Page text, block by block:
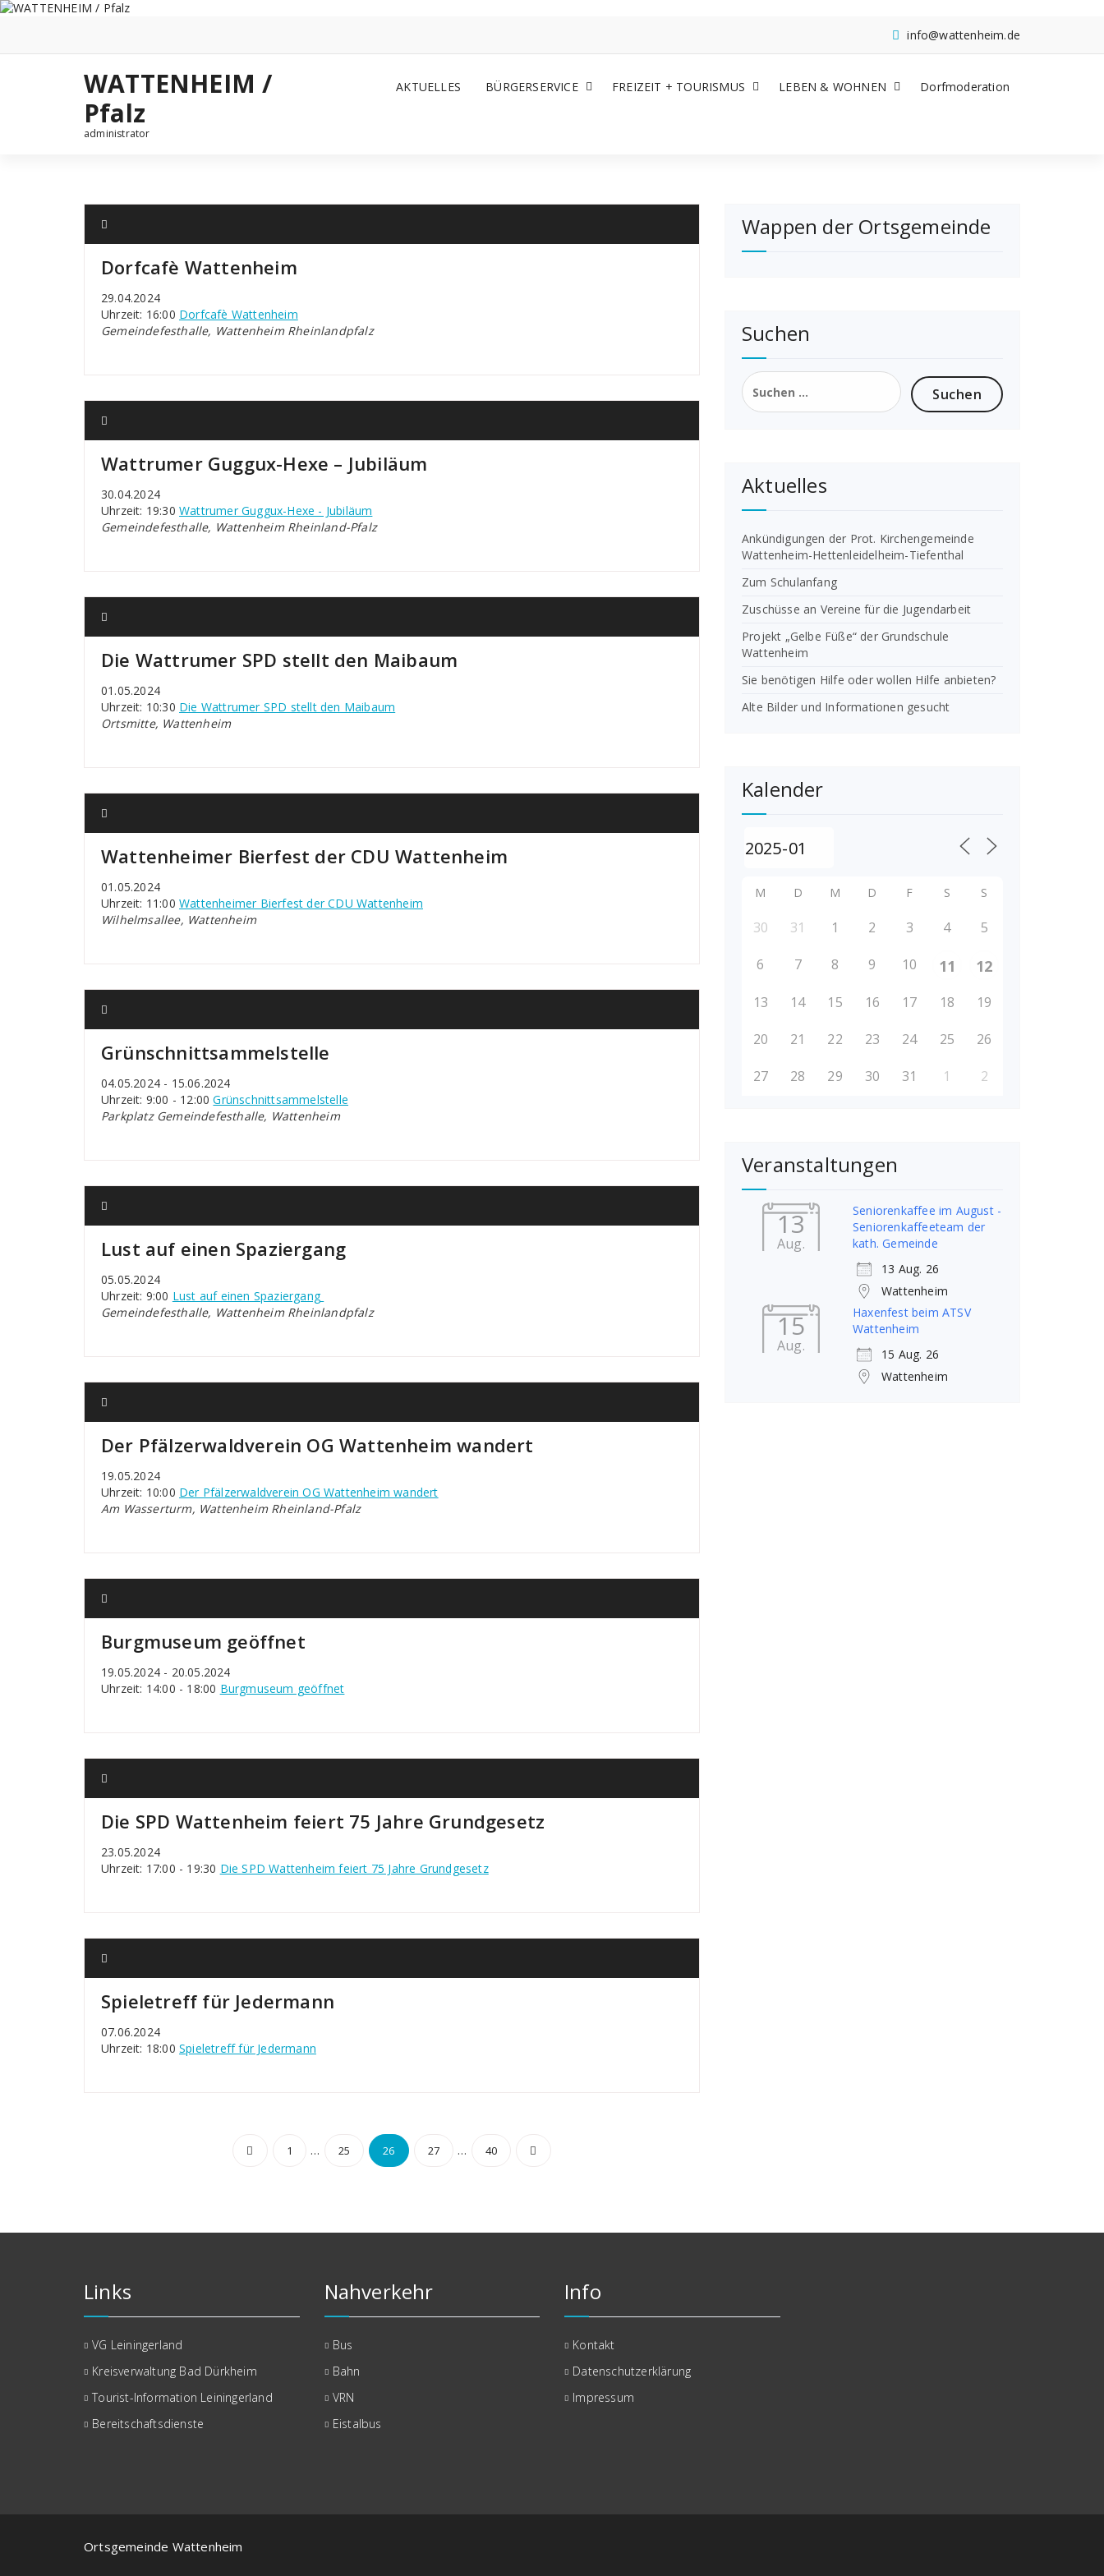
Zum
info@wattenheim.de
WATTENHEIM /
Pfalz
administrator
AKTUELLES BÜRGERSERVICE FREIZEIT + TOURISMUS LEBEN & WOHNEN Dorfmoderation
Dorfcafè Wattenheim
29.04.2024
Uhrzeit: 16:00 Dorfcafè Wattenheim
Gemeindefesthalle, Wattenheim Rheinlandpfalz
Wattrumer Guggux-Hexe – Jubiläum
30.04.2024
Uhrzeit: 19:30 Wattrumer Guggux-Hexe - Jubiläum
Gemeindefesthalle, Wattenheim Rheinland-Pfalz
Die Wattrumer SPD stellt den Maibaum
01.05.2024
Uhrzeit: 10:30 Die Wattrumer SPD stellt den Maibaum
Ortsmitte, Wattenheim
Wattenheimer Bierfest der CDU Wattenheim
01.05.2024
Uhrzeit: 11:00 Wattenheimer Bierfest der CDU Wattenheim
Wilhelmsallee, Wattenheim
Grünschnittsammelstelle
04.05.2024 - 15.06.2024
Uhrzeit: 9:00 - 12:00Grünschnittsammelstelle
Parkplatz Gemeindefesthalle, Wattenheim
Lust auf einen Spaziergang
05.05.2024
Uhrzeit: 9:00 Lust auf einen Spaziergang
Gemeindefesthalle, Wattenheim Rheinlandpfalz
Der Pfälzerwaldverein OG Wattenheim wandert
19.05.2024
Uhrzeit: 10:00 Der Pfälzerwaldverein OG Wattenheim wandert
Am Wasserturm, Wattenheim Rheinland-Pfalz
Burgmuseum geöffnet
19.05.2024 - 20.05.2024
Uhrzeit: 14:00 - 18:00 Burgmuseum geöffnet
Die SPD Wattenheim feiert 75 Jahre Grundgesetz
23.05.2024
Uhrzeit: 17:00 - 19:30 Die SPD Wattenheim feiert 75 Jahre Grundgesetz
Spieletreff für Jedermann
07.06.2024
Uhrzeit: 18:00 Spieletreff für Jedermann
Seitennummerierung
1 … 25 26 27 … 40
Wappen der Ortsgemeinde
Suchen
Suchen
nach:
Aktuelles
Ankündigungen der Prot. Kirchengemeinde
Wattenheim-Hettenleidelheim-Tiefenthal
Zum Schulanfang
Zuschüsse an Vereine für die Jugendarbeit
Projekt „Gelbe Füße“ der Grundschule
Wattenheim
Sie benötigen Hilfe oder wollen Hilfe anbieten?
Alte Bilder und Informationen gesucht
Kalender
M D M D F S S
30 31 1 2 3 4 5
6 7 8 9 10 11 12
13 14 15 16 17 18 19
20 21 22 23 24 25 26
27 28 29 30 31 1 2
Veranstaltungen
13
Aug.
Seniorenkaffee im August -
Seniorenkaffeeteam der
kath. Gemeinde
13 Aug. 26
Wattenheim
15
Aug.
Haxenfest beim ATSV
Wattenheim
15 Aug. 26
Wattenheim
Links
VG Leiningerland
Kreisverwaltung Bad Dürkheim
Tourist-Information Leiningerland
Bereitschaftsdienste
Nahverkehr
Bus
Bahn
VRN
Eistalbus
Info
Kontakt
Datenschutzerklärung
Impressum
Ortsgemeinde Wattenheim